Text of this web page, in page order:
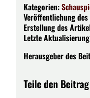
Kategorien:
Veröffentlichung
Erstellung des
Letzte
Herausgeber des
Teile den